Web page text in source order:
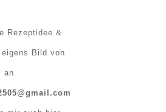
Rezeptidee &
Bild von
an